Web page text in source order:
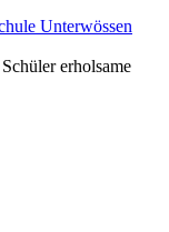
Unterwössen
erholsame